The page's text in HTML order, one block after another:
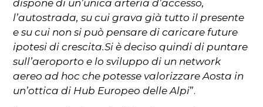
dispone di un’unica arteria d’accesso,
l’autostrada, su cui grava già tutto il presente
e su cui non si può pensare di caricare future
ipotesi di crescita.Si è deciso quindi di puntare
sull’aeroporto e lo sviluppo di un network
aereo ad hoc che potesse valorizzare Aosta in
un’ottica di Hub Europeo delle Alpi”.